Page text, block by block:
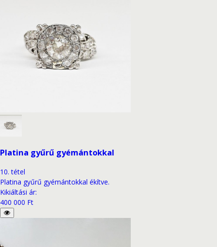
Platina gyűrű gyémántokkal
10. tétel
Platina gyűrű gyémántokkal ékítve.
Kikiáltási ár:
400 000 Ft